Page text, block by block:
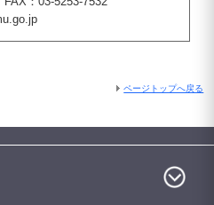
ページトップへ戻る